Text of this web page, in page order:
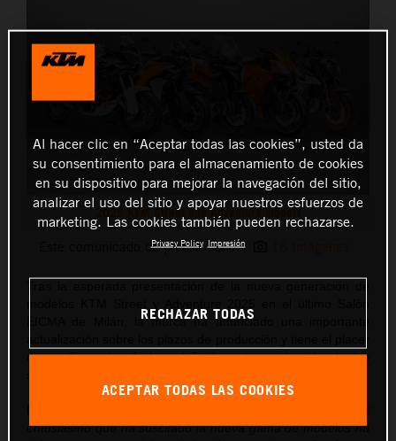
2025 KTM Street and Adventure models
Este comunicado de prensa tiene:
EICMA de Milán, la marca ha anunciado una importante
de confirmar las fechas definitivas de producción de los
entusiasmo que ha suscitado la nueva gama de modelos ha
Al hacer clic en “Aceptar todas las cookies”, usted da
su consentimiento para el almacenamiento de cookies
en su dispositivo para mejorar la navegación del sitio,
analizar el uso del sitio y apoyar nuestros esfuerzos de
marketing. Las cookies también pueden rechazarse.
Privacy Policy Impresión
RECHAZAR TODAS
ACEPTAR TODAS LAS COOKIES